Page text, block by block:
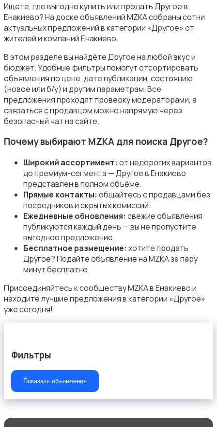
Посуда
Другое
Ищете, где выгодно купить или продать Другое в
Енакиево? На доске объявлений MZKA собраны сотни
актуальных предложений в категории «Другое» от
жителей и компаний Енакиево.
В этом разделе вы найдёте Другое на любой вкус и
бюджет. Удобные фильтры помогут отсортировать
объявления по цене, дате публикации, состоянию
(новое или б/у) и другим параметрам. Все
предложения проходят проверку модераторами, а
связаться с продавцом можно напрямую через
безопасный чат на сайте.
Почему выбирают MZKA для поиска Другое?
Широкий ассортимент: от недорогих вариантов
до премиум-сегмента — Другое в Енакиево
представлен в полном объёме.
Прямые контакты: общайтесь с продавцами без
посредников и скрытых комиссий.
Ежедневные обновления: свежие объявления
публикуются каждый день — вы не пропустите
выгодное предложение.
Бесплатное размещение: хотите продать
Другое? Подайте объявление на MZKA за пару
минут бесплатно.
Присоединяйтесь к сообществу MZKA в Енакиево и
находите лучшие предложения в категории «Другое»
уже сегодня!
Фильтры
Показать объявления